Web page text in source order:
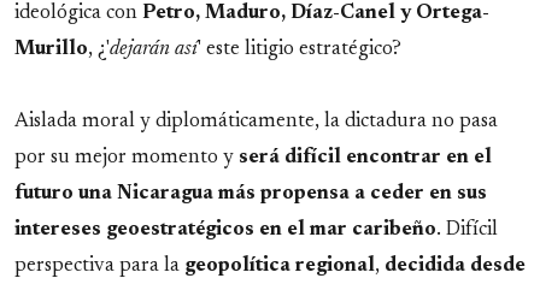
ideológica con Petro, Maduro, Díaz-Canel y Ortega-
Murillo, ¿'dejarán así' este litigio estratégico?
Aislada moral y diplomáticamente, la dictadura no pasa
por su mejor momento y será difícil encontrar en el
futuro una Nicaragua más propensa a ceder en sus
intereses geoestratégicos en el mar caribeño. Difícil
perspectiva para la geopolítica regional, decidida desde